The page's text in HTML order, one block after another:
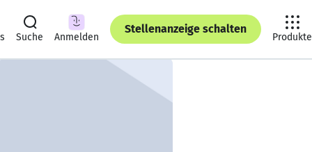
Suche Anmelden
Stellenanzeige schalten
Produkte